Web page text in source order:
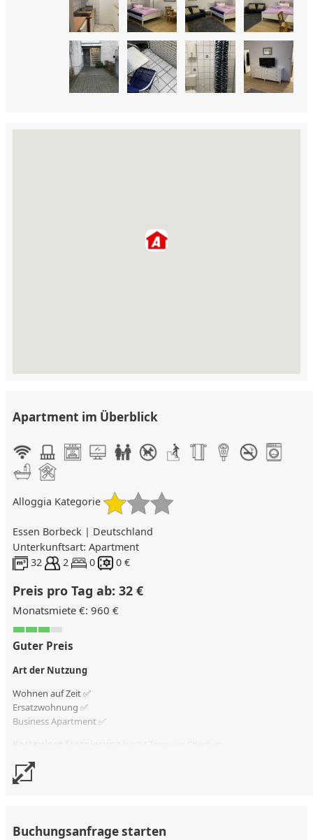
Apartment im Überblick
Alloggia Kategorie
Essen Borbeck | Deutschland
Unterkunftsart: Apartment
32
2 0 0 €
Preis pro Tag ab: 32 €
Monatsmiete €: 960 €
Guter Preis
Art der Nutzung
Wohnen auf Zeit ✅
Ersatzwohnung ✅
Business Apartment ✅
Buchungsanfrage starten